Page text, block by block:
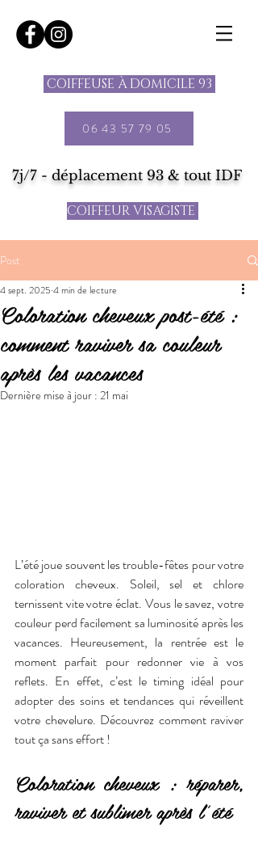
COIFFEUSE À DOMICILE 93
06 43 57 79 05
7j/7 - déplacement 93 & tout IDF
COIFFEUR VISAGISTE
Post
Coloration cheveux post-été :
comment raviver sa couleur
après les vacances
4 sept. 2025 4 min de lecture
Dernière mise à jour : 21 mai
L’été joue souvent les trouble-fêtes pour votre
coloration cheveux. Soleil, sel et chlore
ternissent vite votre éclat. Vous le savez, votre
couleur perd facilement sa luminosité après les
vacances. Heureusement, la rentrée est le
moment parfait pour redonner vie à vos
reflets. En effet, c’est le timing idéal pour
adopter des soins et tendances qui réveillent
votre chevelure. Découvrez comment raviver
tout ça sans effort !
Coloration cheveux : réparer,
raviver et sublimer après l’été